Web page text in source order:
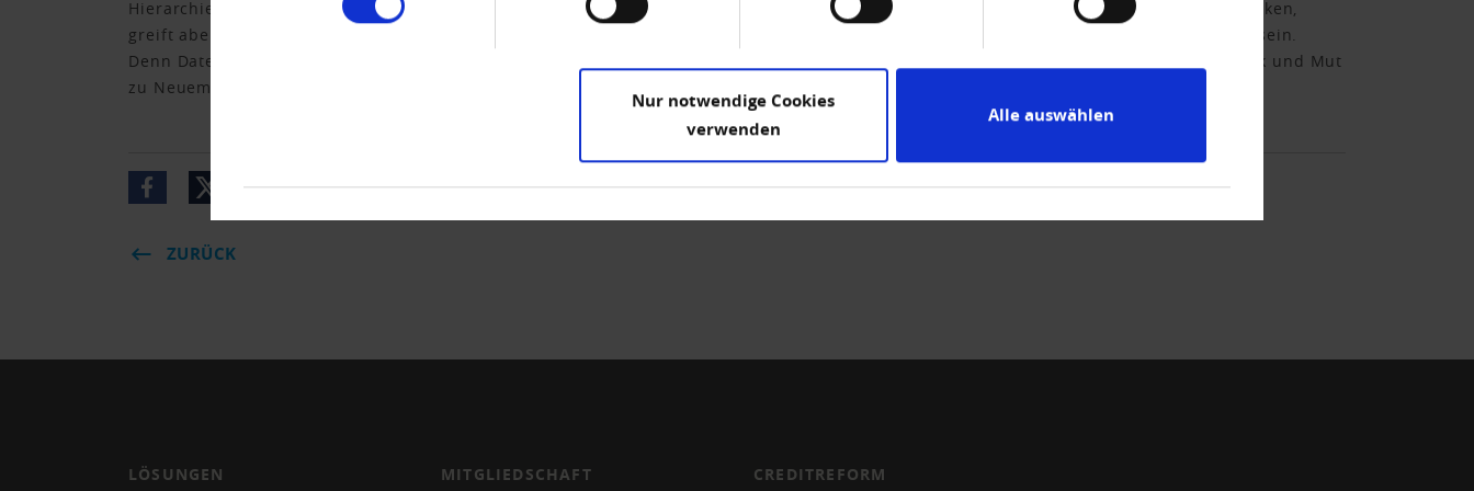
Nur notwendige Cookies
verwenden
Alle auswählen
Hierarchien ist bisher eher selten zu beobachten. Die Digitalisierung bestehender Prozesse mag punktuelle Effizienzsteigerungen bewirken,
greift aber viel zu kurz. Vielmehr muss die gesamte Organisation – angefangen bei den Führungskräften – offen für neue Technologien sein.
Denn Daten- und Digitalkompetenz sind mehr als nur Ausdruck technischer Fähigkeiten. Sie spiegeln auch unternehmerischen Weitblick und Mut
zu Neuem wider.
ZURÜCK
LÖSUNGEN MITGLIEDSCHAFT CREDITREFORM